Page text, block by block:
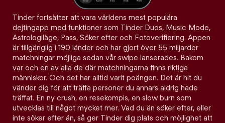
Tinder fortsätter att vara världens mest populära
dejtingapp med funktioner som Tinder Duos, Music Mode,
Astrologiläge, Pass, Söker efter och Fotoverifiering. Appen
är tillgänglig i 190 länder och har gjort över 55 miljarder
matchningar möjliga sedan vår swipe lanserades. Bakom
var och en av alla de där matchningarna finns riktiga
människor. Och det har alltid varit poängen. Det är hit du
vänder dig för att träffa personer du annars aldrig hade
träffat. En ny crush, en resekompis, en slow burn som
utvecklas till något mycket mer. Vad du än söker efter, eller
inte söker efter än, så ger Tinder dig plats och möjlighet att